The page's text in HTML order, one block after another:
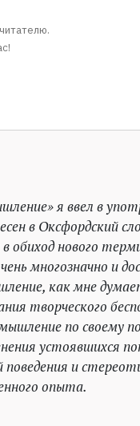
я ввел в
в Оксфордский
обиход нового
многозначно и
как мне
творческого
по своему
устоявшихся
поведения и
опыта.